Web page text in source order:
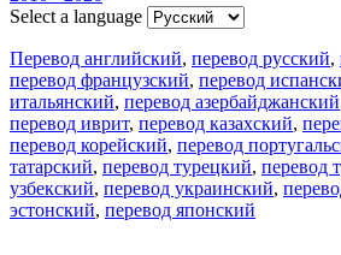
Select a language
Перевод английский, перевод русский,
перевод французский, перевод
итальянский, перевод азербайджанский
перевод иврит, перевод казахский,
перевод корейский, перевод
татарский, перевод турецкий, перевод
узбекский, перевод украинский,
эстонский, перевод японский